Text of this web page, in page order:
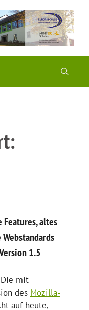
altes
1.5
mit
des Mozilla-
auf heute,